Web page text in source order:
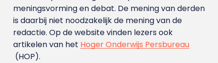
meningsvorming en debat. De mening van derden
is daarbij niet noodzakelijk de mening van de
redactie. Op de website vinden lezers ook
artikelen van het Hoger Onderwijs Persbureau
(HOP).